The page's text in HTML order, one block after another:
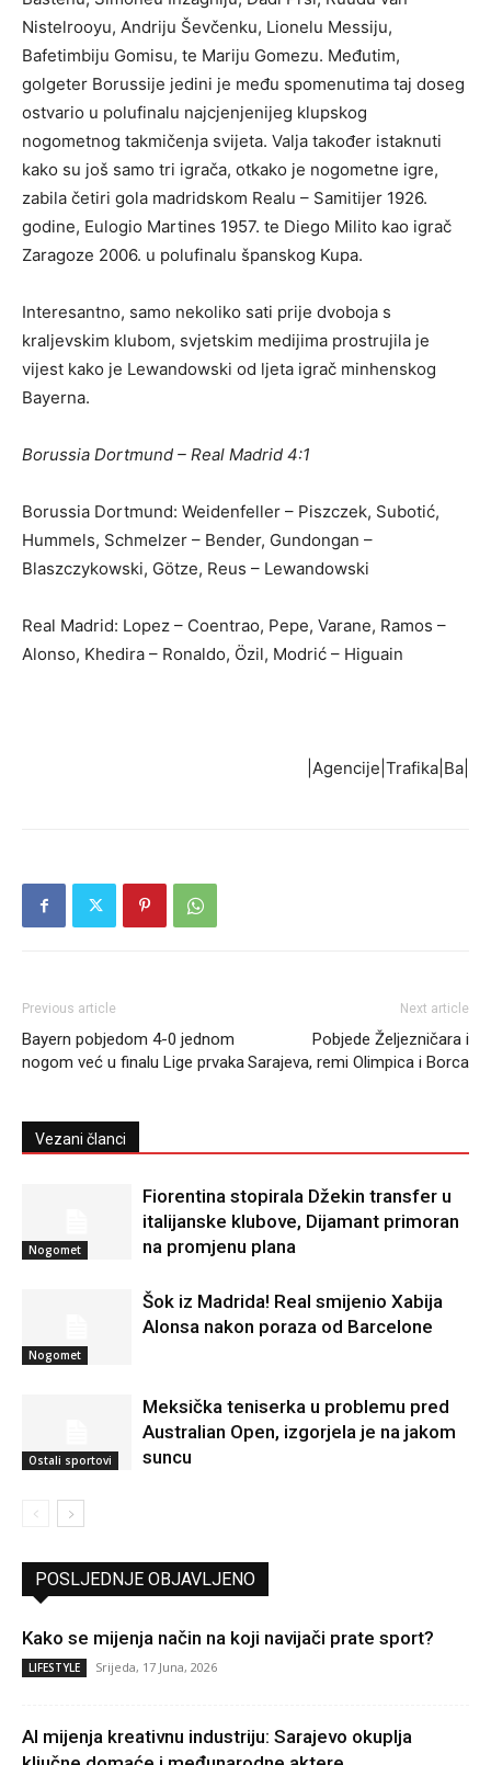
Nistelrooyu, Andriju Ševčenku, Lionelu Messiju,
Bafetimbiju Gomisu, te Mariju Gomezu. Međutim,
golgeter Borussije jedini je među spomenutima taj doseg
ostvario u polufinalu najcjenjenijeg klupskog
nogometnog takmičenja svijeta. Valja također istaknuti
kako su još samo tri igrača, otkako je nogometne igre,
zabila četiri gola madridskom Realu – Samitijer 1926.
godine, Eulogio Martines 1957. te Diego Milito kao igrač
Zaragoze 2006. u polufinalu španskog Kupa.
Interesantno, samo nekoliko sati prije dvoboja s
kraljevskim klubom, svjetskim medijima prostrujila je
vijest kako je Lewandowski od ljeta igrač minhenskog
Bayerna.
Borussia Dortmund – Real Madrid 4:1
Borussia Dortmund: Weidenfeller – Piszczek, Subotić,
Hummels, Schmelzer – Bender, Gundongan –
Blaszczykowski, Götze, Reus – Lewandowski
Real Madrid: Lopez – Coentrao, Pepe, Varane, Ramos –
Alonso, Khedira – Ronaldo, Özil, Modrić – Higuain
|Agencije|Trafika|Ba|
Previous article
Bayern pobjedom 4-0 jednom
nogom već u finalu Lige prvaka
Next article
Pobjede Željezničara i
Sarajeva, remi Olimpica i Borca
Vezani članci
Nogomet
Fiorentina stopirala Džekin transfer u
italijanske klubove, Dijamant primoran
na promjenu plana
Nogomet
Šok iz Madrida! Real smijenio Xabija
Alonsa nakon poraza od Barcelone
Ostali sportovi
Meksička teniserka u problemu pred
Australian Open, izgorjela je na jakom
suncu
POSLJEDNJE OBJAVLJENO
Kako se mijenja način na koji navijači prate sport?
LIFESTYLE Srijeda, 17 Juna, 2026
AI mijenja kreativnu industriju: Sarajevo okuplja